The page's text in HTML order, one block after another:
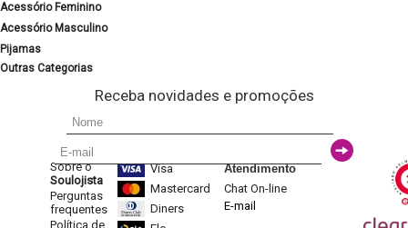
Acessório Feminino
Acessório Masculino
Pijamas
Outras Categorias
Receba novidades e promoções
Sobre o
Soulojista
Perguntas
frequentes
Política de
Visa
Mastercard
Diners
Atendimento
Chat On-line
E-mail